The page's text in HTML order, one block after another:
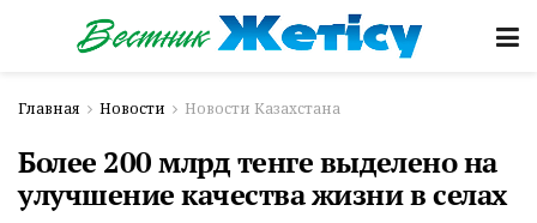
Главная Новости Новости Казахстана
Более 200 млрд тенге выделено на
улучшение качества жизни в селах